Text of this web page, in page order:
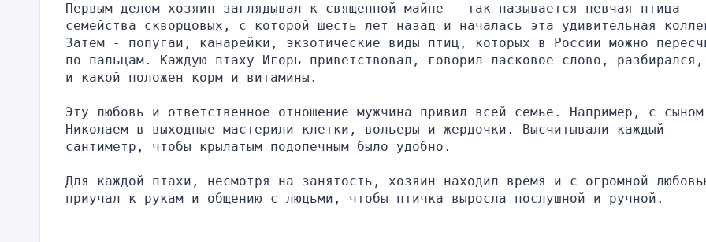
Первым делом хозяин заглядывал к священной майне - так называется певчая птица
семейства скворцовых, с которой шесть лет назад и началась эта удивительная
Затем - попугаи, канарейки, экзотические виды птиц, которых в России можно
по пальцам. Каждую птаху Игорь приветствовал, говорил ласковое слово,
и какой положен корм и витамины.
Эту любовь и ответственное отношение мужчина привил всей семье. Например, с сыном
Николаем в выходные мастерили клетки, вольеры и жердочки. Высчитывали каждый
сантиметр, чтобы крылатым подопечным было удобно.
Для каждой птахи, несмотря на занятость, хозяин находил время и с огромной
приучал к рукам и общению с людьми, чтобы птичка выросла послушной и ручной.